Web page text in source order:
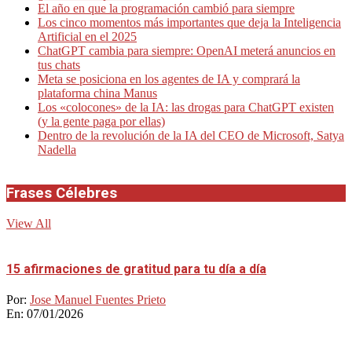
El año en que la programación cambió para siempre
Los cinco momentos más importantes que deja la Inteligencia
Artificial en el 2025
ChatGPT cambia para siempre: OpenAI meterá anuncios en
tus chats
Meta se posiciona en los agentes de IA y comprará la
plataforma china Manus
Los «colocones» de la IA: las drogas para ChatGPT existen
(y la gente paga por ellas)
Dentro de la revolución de la IA del CEO de Microsoft, Satya
Nadella
Frases Célebres
View All
15 afirmaciones de gratitud para tu día a día
Por: Jose Manuel Fuentes Prieto
En: 07/01/2026